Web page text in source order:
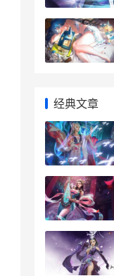
经典文章